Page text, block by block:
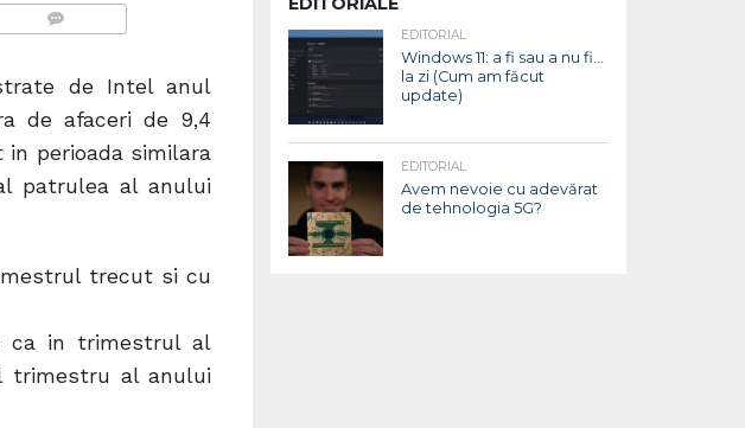
de Intel anul
de afaceri de 9,4
perioada similara
patrulea al anului
trecut si cu
ca in trimestrul al
trimestru al anului
EDITORIAL
Windows 11: a fi sau a nu fi…
la zi (Cum am făcut
update)
EDITORIAL
Avem nevoie cu adevărat
de tehnologia 5G?